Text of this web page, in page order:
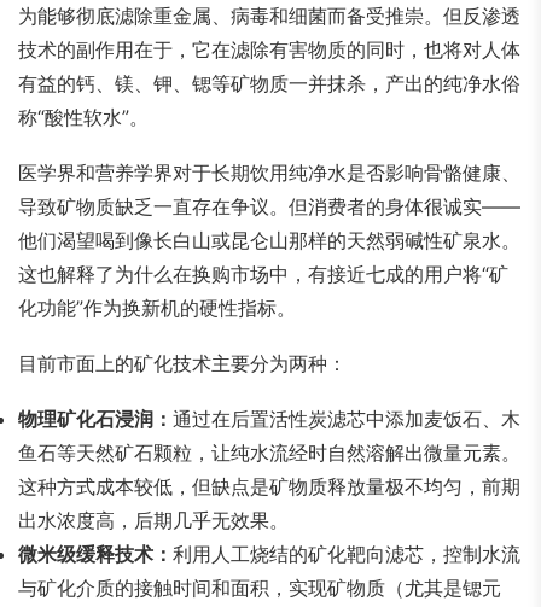
为能够彻底滤除重金属、病毒和细菌而备受推崇。但反渗透
技术的副作用在于，它在滤除有害物质的同时，也将对人体
有益的钙、镁、钾、锶等矿物质一并抹杀，产出的纯净水俗
称“酸性软水”。
医学界和营养学界对于长期饮用纯净水是否影响骨骼健康、
导致矿物质缺乏一直存在争议。但消费者的身体很诚实——
他们渴望喝到像长白山或昆仑山那样的天然弱碱性矿泉水。
这也解释了为什么在换购市场中，有接近七成的用户将“矿
化功能”作为换新机的硬性指标。
目前市面上的矿化技术主要分为两种：
物理矿化石浸润： 通过在后置活性炭滤芯中添加麦饭石、木
鱼石等天然矿石颗粒，让纯水流经时自然溶解出微量元素。
这种方式成本较低，但缺点是矿物质释放量极不均匀，前期
出水浓度高，后期几乎无效果。
微米级缓释技术： 利用人工烧结的矿化靶向滤芯，控制水流
与矿化介质的接触时间和面积，实现矿物质（尤其是锶元